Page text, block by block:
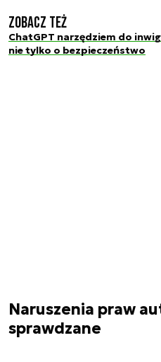
Zobacz też
ChatGPT narzędziem do
nie tylko o bezpieczeństwo
Naruszenia praw
sprawdzane